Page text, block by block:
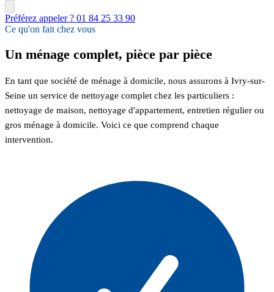
Préférez appeler ? 01 84 25 33 90
Ce qu'on fait chez vous
Un ménage complet, pièce par pièce
En tant que société de ménage à domicile, nous assurons à Ivry-sur-
Seine un service de nettoyage complet chez les particuliers :
nettoyage de maison, nettoyage d'appartement, entretien régulier ou
gros ménage à domicile. Voici ce que comprend chaque
intervention.